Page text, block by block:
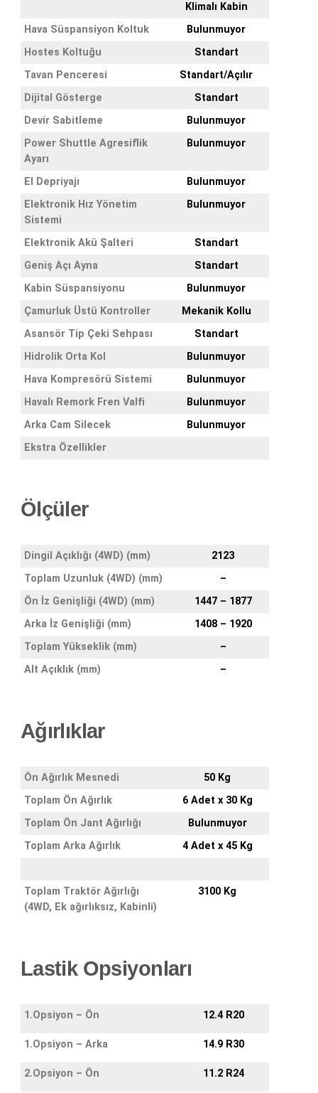
Klimalı Kabin
Hava Süspansiyon Koltuk
Bulunmuyor
Hostes Koltuğu
Standart
Tavan Penceresi
Standart/Açılır
Dijital Gösterge
Standart
Devir Sabitleme
Bulunmuyor
Power Shuttle Agresiflik
Ayarı
Bulunmuyor
El Depriyajı
Bulunmuyor
Elektronik Hız Yönetim
Sistemi
Bulunmuyor
Elektronik Akü Şalteri
Standart
Geniş Açı Ayna
Standart
Kabin Süspansiyonu
Bulunmuyor
Çamurluk Üstü Kontroller
Mekanik Kollu
Asansör Tip Çeki Sehpası
Standart
Hidrolik Orta Kol
Bulunmuyor
Hava Kompresörü Sistemi
Bulunmuyor
Havalı Remork Fren Valfi
Bulunmuyor
Arka Cam Silecek
Bulunmuyor
Ekstra Özellikler
Ölçüler
Dingil Açıklığı (4WD) (mm)
2123
Toplam Uzunluk (4WD) (mm)
–
Ön İz Genişliği (4WD) (mm)
1447 – 1877
Arka İz Genişliği (mm)
1408 – 1920
Toplam Yükseklik (mm)
–
Alt Açıklık (mm)
–
Ağırlıklar
Ön Ağırlık Mesnedi
50 Kg
Toplam Ön Ağırlık
6 Adet x 30 Kg
Toplam Ön Jant Ağırlığı
Bulunmuyor
Toplam Arka Ağırlık
4 Adet x 45 Kg
Toplam Traktör Ağırlığı
(4WD, Ek ağırlıksız, Kabinli)
3100 Kg
Lastik Opsiyonları
1.Opsiyon – Ön 12.4 R20
1.Opsiyon – Arka 14.9 R30
2.Opsiyon – Ön 11.2 R24